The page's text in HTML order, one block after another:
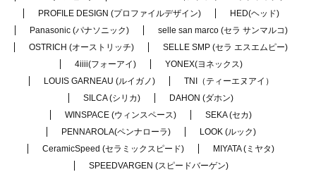
PROFILE DESIGN (プロファイルデザイン)
HED(ヘッド)
Panasonic (パナソニック)
selle san marco (セラ サンマルコ)
OSTRICH (オーストリッチ)
SELLE SMP (セラ エスエムピー)
4iiii(フォーアイ)
YONEX(ヨネックス)
LOUIS GARNEAU (ルイガノ)
TNI（ティーエヌアイ）
SILCA (シリカ)
DAHON (ダホン)
WINSPACE (ウィンスペース)
SEKA (セカ)
PENNAROLA(ペンナローラ)
LOOK (ルック)
CeramicSpeed (セラミックスピード)
MIYATA (ミヤタ)
SPEEDVARGEN (スピードバーゲン)